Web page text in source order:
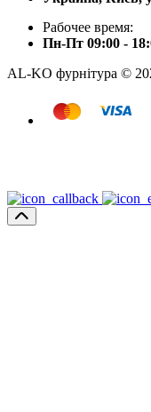
Рабочее время:
Пн-Пт 09:00 -
AL-KO фурнітура ©